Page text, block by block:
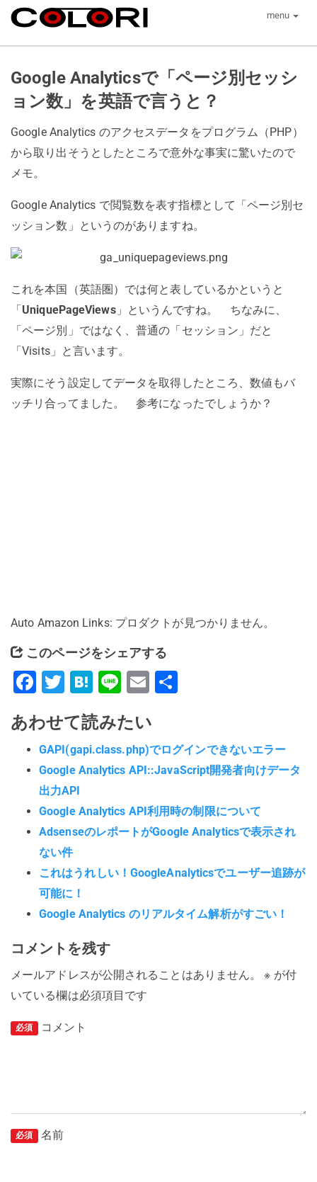
menu
Google Analyticsで「ページ別セッシ
ョン数」を英語で言うと？
Google Analytics のアクセスデータをプログラム（PHP）
から取り出そうとしたところで意外な事実に驚いたので
メモ。
Google Analytics で閲覧数を表す指標として「ページ別セ
ッション数」というのがありますね。
これを本国（英語圏）では何と表しているかというと
「UniquePageViews」というんですね。 ちなみに、
「ページ別」ではなく、普通の「セッション」だと
「Visits」と言います。
実際にそう設定してデータを取得したところ、数値もバ
ッチリ合ってました。 参考になったでしょうか？
Auto Amazon Links: プロダクトが見つかりません。
このページをシェアする
Facebook
Twitter
Hatena
LineEmail
あわせて読みたい
GAPI(gapi.class.php)でログインできないエラー
Google Analytics API::JavaScript開発者向けデータ
出力API
Google Analytics API利用時の制限について
AdsenseのレポートがGoogle Analyticsで表示され
ない件
これはうれしい！GoogleAnalyticsでユーザー追跡が
可能に！
Google Analytics のリアルタイム解析がすごい！
コメントを残す
メールアドレスが公開されることはありません。 ※ が付
いている欄は必須項目です
必須 コメント
必須 名前